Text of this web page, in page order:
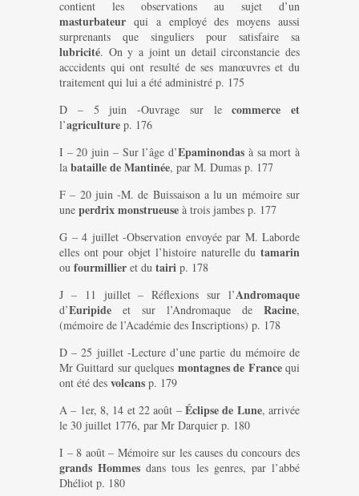
contient les observations au sujet d’un
masturbateur qui a employé des moyens aussi
surprenants que singuliers pour satisfaire sa
lubricité. On y a joint un detail circonstancie des
acccidents qui ont resulté de ses manœuvres et du
traitement qui lui a été administré p. 175
D – 5 juin -Ouvrage sur lecommerce et
l’agriculture p. 176
I – 20 juin – Sur l’âge d’Epaminondas à sa mort à
la bataille de Mantinée, par M. Dumas p. 177
F – 20 juin -M. de Buissaison a lu un mémoire sur
une perdrix monstrueuse à trois jambes p. 177
G – 4 juillet -Observation envoyée par M. Laborde
elles ont pour objet l’histoire naturelle du tamarin
ou fourmillier et du tairi p. 178
J – 11 juillet – Réflexions sur l’Andromaque
d’Euripide et sur l’Andromaque de Racine,
(mémoire de l’Académie des Inscriptions) p. 178
D – 25 juillet -Lecture d’une partie du mémoire de
Mr Guittard sur quelques montagnes de Francequi
ont été des volcans p. 179
A – 1er, 8, 14 et 22 août – Éclipse de Lune, arrivée
le 30 juillet 1776, par Mr Darquier p. 180
I – 8 août – Mémoire sur les causes du concours des
grands Hommes dans tous les genres, par l’abbé
Dhéliot p. 180